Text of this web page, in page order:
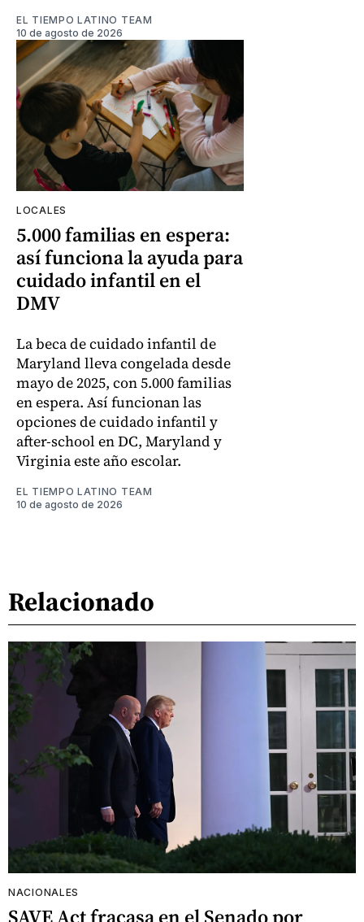
EL TIEMPO LATINO TEAM
10 de agosto de 2026
LOCALES
5.000 familias en espera:
así funciona la ayuda para
cuidado infantil en el
DMV
La beca de cuidado infantil de
Maryland lleva congelada desde
mayo de 2025, con 5.000 familias
en espera. Así funcionan las
opciones de cuidado infantil y
after-school en DC, Maryland y
Virginia este año escolar.
EL TIEMPO LATINO TEAM
10 de agosto de 2026
Relacionado
NACIONALES